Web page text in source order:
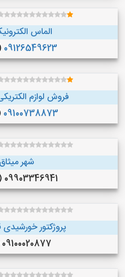
الماس
09126549623
فروش لوازم
09100738873
شهر میثاق
09903346941 (مشهد)
پروژکتور
09100020877 (یزد)